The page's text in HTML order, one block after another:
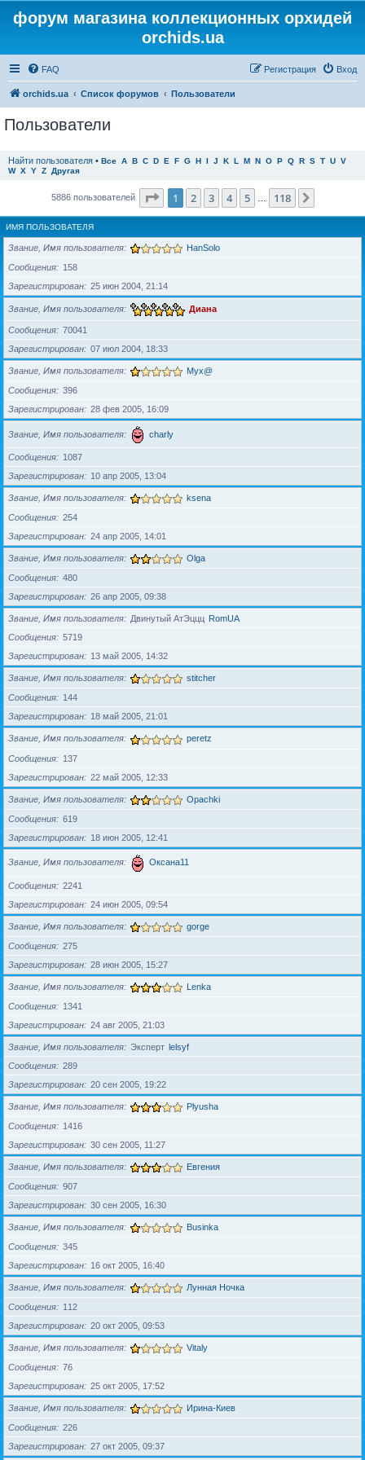
форум магазина коллекционных орхидей
orchids.ua
FAQ Вход
Регистрация
orchids.ua Список форумов Пользователи
Пользователи
Найти пользователя • Все A B C D E F G H I J K L M N O P Q R S T U V
W X Y Z Другая
5886 пользователей Страница из 118
1 2 3 4 5 118
ИМЯ ПОЛЬЗОВАТЕЛЯ
Звание, Имя пользователя HanSolo
Сообщения
158
Зарегистрирован
25 июн 2004, 21:14
Звание, Имя пользователя Диана
Сообщения
70041
Зарегистрирован
07 июл 2004, 18:33
Звание, Имя пользователя Myx@
Сообщения
396
Зарегистрирован
28 фев 2005, 16:09
Звание, Имя пользователя charly
Сообщения
1087
Зарегистрирован
10 апр 2005, 13:04
Звание, Имя пользователя ksena
Сообщения
254
Зарегистрирован
24 апр 2005, 14:01
Звание, Имя пользователя Olga
Сообщения
480
Зарегистрирован
26 апр 2005, 09:38
Звание, Имя пользователя Двинутый АтЭццц RomUA
Сообщения
5719
Зарегистрирован
13 май 2005, 14:32
Звание, Имя пользователя stitcher
Сообщения
144
Зарегистрирован
18 май 2005, 21:01
Звание, Имя пользователя peretz
Сообщения
137
Зарегистрирован
22 май 2005, 12:33
Звание, Имя пользователя Opachki
Сообщения
619
Зарегистрирован
18 июн 2005, 12:41
Звание, Имя пользователя Оксана11
Сообщения
2241
Зарегистрирован
24 июн 2005, 09:54
Звание, Имя пользователя gorge
Сообщения
275
Зарегистрирован
28 июн 2005, 15:27
Звание, Имя пользователя Lenka
Сообщения
1341
Зарегистрирован
24 авг 2005, 21:03
Звание, Имя пользователя Эксперт lelsyf
Сообщения
289
Зарегистрирован
20 сен 2005, 19:22
Звание, Имя пользователя Plyusha
Сообщения
1416
Зарегистрирован
30 сен 2005, 11:27
Звание, Имя пользователя Евгения
Сообщения
907
Зарегистрирован
30 сен 2005, 16:30
Звание, Имя пользователя Businka
Сообщения
345
Зарегистрирован
16 окт 2005, 16:40
Звание, Имя пользователя Лунная Ночка
Сообщения
112
Зарегистрирован
20 окт 2005, 09:53
Звание, Имя пользователя Vitaly
Сообщения
76
Зарегистрирован
25 окт 2005, 17:52
Звание, Имя пользователя Ирина-Киев
Сообщения
226
Зарегистрирован
27 окт 2005, 09:37